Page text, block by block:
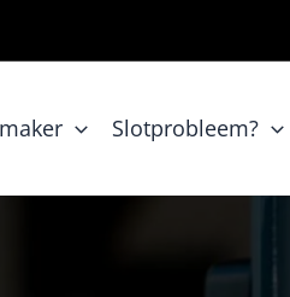
Slotprobleem?